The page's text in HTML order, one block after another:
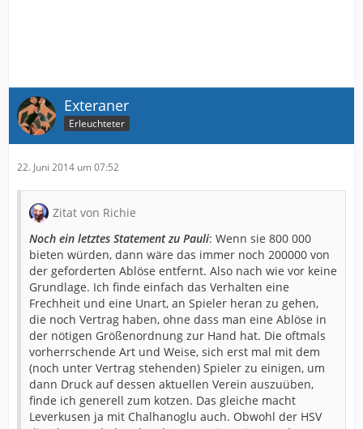
Exteraner
Erleuchteter
22. Juni 2014 um 07:52
Zitat von Richie
Noch ein letztes Statement zu Pauli: Wenn sie 800 000
bieten würden, dann wäre das immer noch 200000 von
der geforderten Ablöse entfernt. Also nach wie vor keine
Grundlage. Ich finde einfach das Verhalten eine
Frechheit und eine Unart, an Spieler heran zu gehen,
die noch Vertrag haben, ohne dass man eine Ablöse in
der nötigen Größenordnung zur Hand hat. Die oftmals
vorherrschende Art und Weise, sich erst mal mit dem
(noch unter Vertrag stehenden) Spieler zu einigen, um
dann Druck auf dessen aktuellen Verein auszuüben,
finde ich generell zum kotzen. Das gleiche macht
Leverkusen ja mit Chalhanoglu auch. Obwohl der HSV